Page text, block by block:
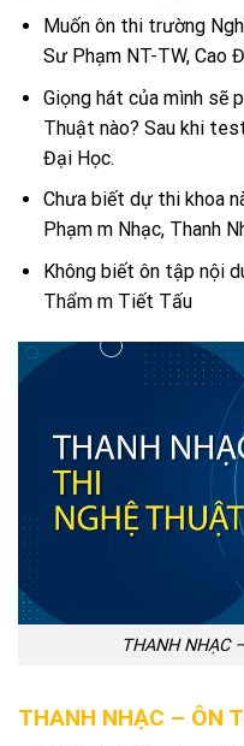
Muốn ôn thi trường
Sư Phạm NT-TW, Cao
Giọng hát của mình sẽ
Thuật nào? Sau khi
Đại Học.
Chưa biết dự thi khoa
Phạm m Nhạc, Thanh
Không biết ôn tập nội
Thẩm m Tiết Tấu
THANH NHẠC
THANH NHẠC – ÔN